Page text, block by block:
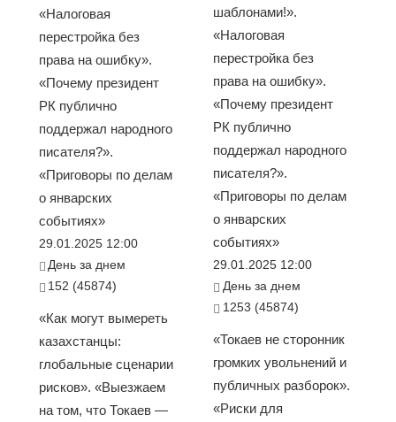
«Налоговая
перестройка без
права на ошибку».
«Почему президент
РК публично
поддержал народного
писателя?».
«Приговоры по делам
о январских
событиях»
29.01.2025 12:00
День за днем
152 (45874)
«Как могут вымереть
казахстанцы:
глобальные сценарии
рисков». «Выезжаем
на том, что Токаев —
шаблонами!».
«Налоговая
перестройка без
права на ошибку».
«Почему президент
РК публично
поддержал народного
писателя?».
«Приговоры по делам
о январских
событиях»
29.01.2025 12:00
День за днем
1253 (45874)
«Токаев не сторонник
громких увольнений и
публичных разборок».
«Риски для